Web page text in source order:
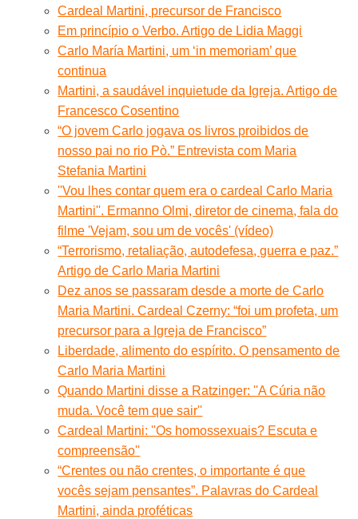
Cardeal Martini, precursor de Francisco
Em princípio o Verbo. Artigo de Lidia Maggi
Carlo María Martini, um ‘in memoriam’ que
continua
Martini, a saudável inquietude da Igreja. Artigo de
Francesco Cosentino
“O jovem Carlo jogava os livros proibidos de
nosso pai no rio Pò.” Entrevista com Maria
Stefania Martini
''Vou lhes contar quem era o cardeal Carlo Maria
Martini''. Ermanno Olmi, diretor de cinema, fala do
filme 'Vejam, sou um de vocês' (vídeo)
“Terrorismo, retaliação, autodefesa, guerra e paz.”
Artigo de Carlo Maria Martini
Dez anos se passaram desde a morte de Carlo
Maria Martini. Cardeal Czerny: “foi um profeta, um
precursor para a Igreja de Francisco”
Liberdade, alimento do espírito. O pensamento de
Carlo Maria Martini
Quando Martini disse a Ratzinger: ''A Cúria não
muda. Você tem que sair''
Cardeal Martini: ''Os homossexuais? Escuta e
compreensão''
“Crentes ou não crentes, o importante é que
vocês sejam pensantes”. Palavras do Cardeal
Martini, ainda proféticas